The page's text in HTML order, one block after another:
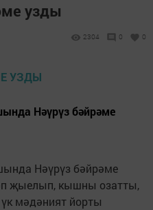
узды
2304 0 0
Нәүрүз бәйрәме
Нәүрүз бәйрәме
җыелып, кышны озатты,
мәдәният йорты